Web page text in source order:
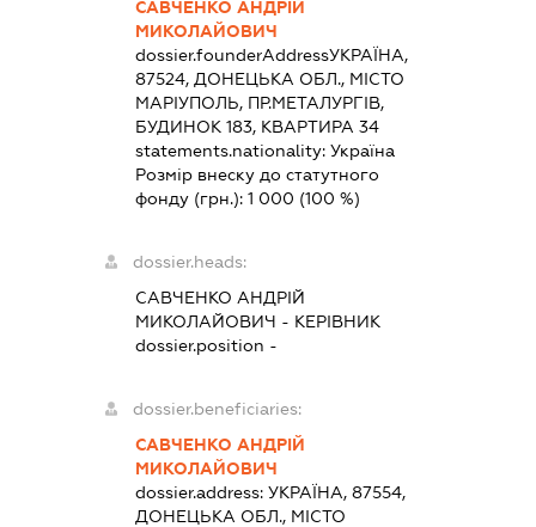
САВЧЕНКО АНДРІЙ
МИКОЛАЙОВИЧ
dossier.founderAddressУКРАЇНА,
87524, ДОНЕЦЬКА ОБЛ., МІСТО
МАРІУПОЛЬ, ПР.МЕТАЛУРГІВ,
БУДИНОК 183, КВАРТИРА 34
statements.nationality: Україна
Розмір внеску до статутного
фонду (грн.): 1 000 (100 %)
dossier.heads:
САВЧЕНКО АНДРІЙ
МИКОЛАЙОВИЧ - КЕРІВНИК
dossier.position -
dossier.beneficiaries:
САВЧЕНКО АНДРІЙ
МИКОЛАЙОВИЧ
dossier.address: УКРАЇНА, 87554,
ДОНЕЦЬКА ОБЛ., МІСТО